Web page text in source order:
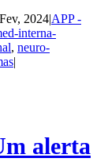
2024|APP -
interna-
, neuro-
|
alerta